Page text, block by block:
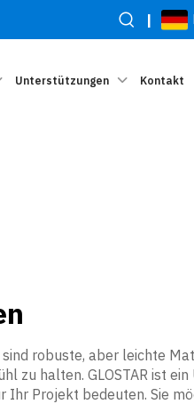
|
Unterstützungen Kontakt
robuste, aber leichte
zu halten. GLOSTAR ist
Projekt bedeuten. Sie